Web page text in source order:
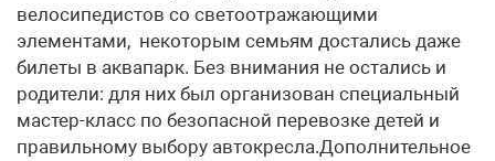
велосипедистов со светоотражающими
элементами, некоторым семьям достались даже
билеты в аквапарк. Без внимания не остались и
родители: для них был организован специальный
мастер-класс по безопасной перевозке детей и
правильному выбору автокресла.Дополнительное